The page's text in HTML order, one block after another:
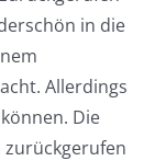
in die
Allerdings
Die
zurückgerufen